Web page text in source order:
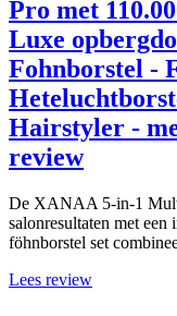
Pro met
Luxe
Fohnborstel -
Hairstyler -
review
De XANAA 5-in-1
salonresultaten met
föhnborstel set
Lees review